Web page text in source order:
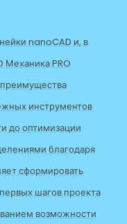
nanoCAD и, в
Механика PRO
инструментов
до оптимизации
благодаря
сформировать
шагов проекта
возможности